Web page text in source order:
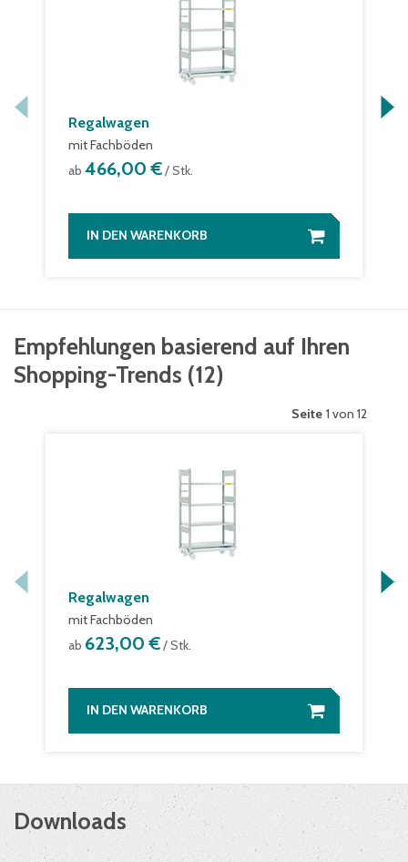
Regalwagen
mit Fachböden
ab 466,00 €/ Stk.
IN DEN WARENKORB
Empfehlungen basierend auf Ihren
Shopping-Trends (12)
Seite 1 von 12
Regalwagen
mit Fachböden
ab 623,00 €/ Stk.
IN DEN WARENKORB
Downloads